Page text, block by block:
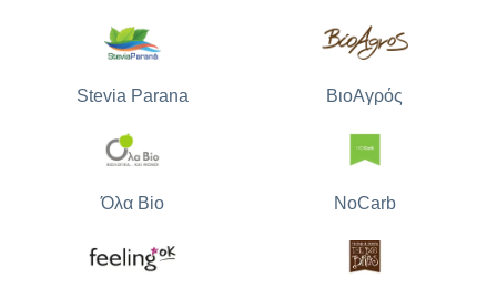
Stevia Parana ΒιοΑγρός
Όλα Bio NoCarb